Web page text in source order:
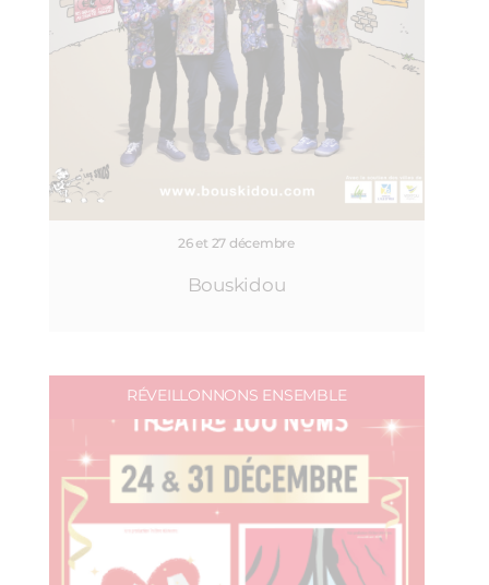
26 et 27 décembre
Bouskidou
RÉVEILLONNONS ENSEMBLE